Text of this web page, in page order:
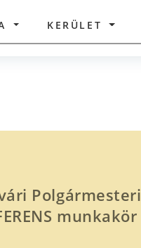
KERÜLET
Polgármesteri
munkakör